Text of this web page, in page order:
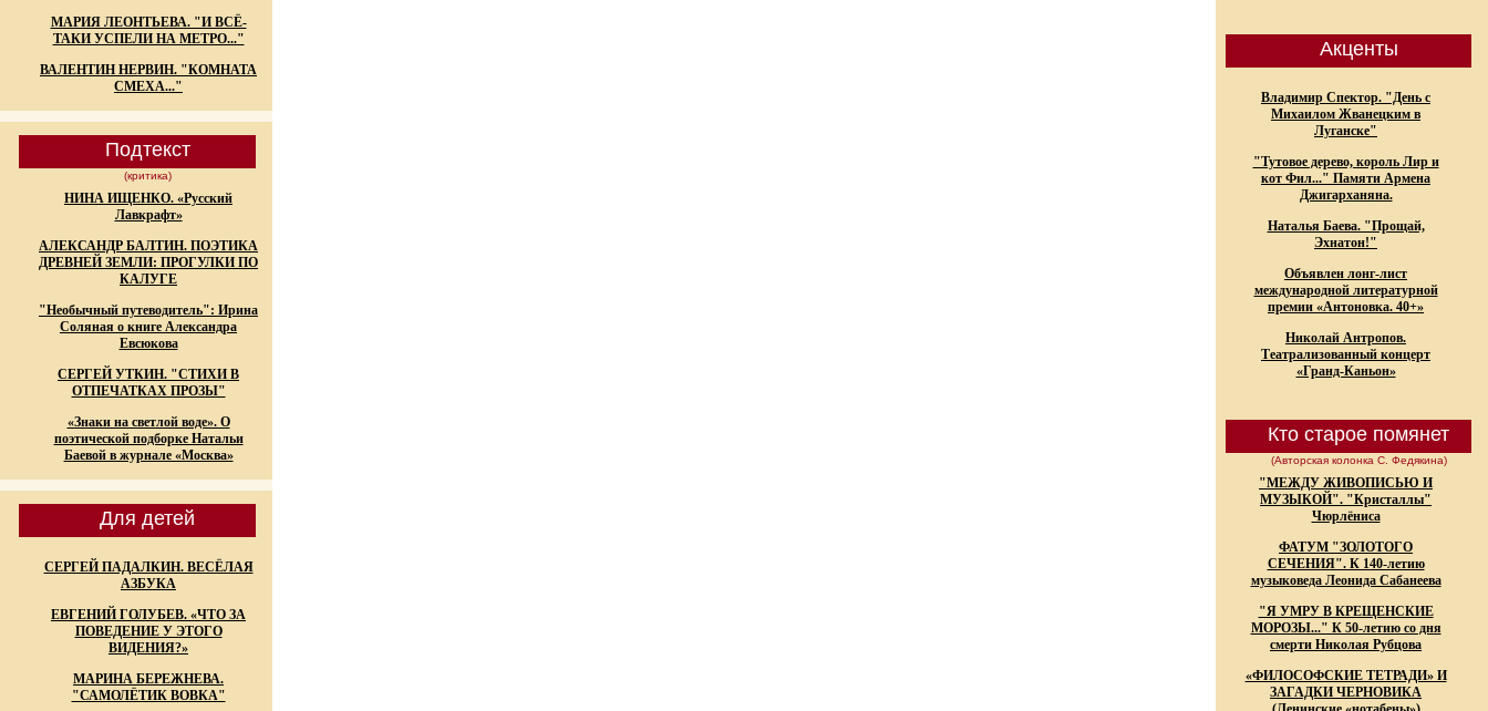
МАРИЯ ЛЕОНТЬЕВА. "И ВСЁ-
ТАКИ УСПЕЛИ НА МЕТРО..."
ВАЛЕНТИН НЕРВИН. "КОМНАТА
СМЕХА..."
Подтекст
(критика)
НИНА ИЩЕНКО. «Русский
Лавкрафт»
АЛЕКСАНДР БАЛТИН. ПОЭТИКА
ДРЕВНЕЙ ЗЕМЛИ: ПРОГУЛКИ ПО
КАЛУГЕ
"Необычный путеводитель": Ирина
Соляная о книге Александра
Евсюкова
СЕРГЕЙ УТКИН. "СТИХИ В
ОТПЕЧАТКАХ ПРОЗЫ"
«Знаки на светлой воде». О
поэтической подборке Натальи
Баевой в журнале «Москва»
Для детей
СЕРГЕЙ ПАДАЛКИН. ВЕСЁЛАЯ
АЗБУКА
ЕВГЕНИЙ ГОЛУБЕВ. «ЧТО ЗА
ПОВЕДЕНИЕ У ЭТОГО
ВИДЕНИЯ?»
МАРИНА БЕРЕЖНЕВА.
"САМОЛЁТИК ВОВКА"
Акценты
Владимир Спектор. "День с
Михаилом Жванецким в
Луганске"
"Тутовое дерево, король Лир и
кот Фил..." Памяти Армена
Джигарханяна.
Наталья Баева. "Прощай,
Эхнатон!"
Объявлен лонг-лист
международной литературной
премии «Антоновка. 40+»
Николай Антропов.
Театрализованный концерт
«Гранд-Каньон»
Кто старое помянет
(Авторская колонка С. Федякина)
"МЕЖДУ ЖИВОПИСЬЮ И
МУЗЫКОЙ". "Кристаллы"
Чюрлёниса
ФАТУМ "ЗОЛОТОГО
СЕЧЕНИЯ". К 140-летию
музыковеда Леонида Сабанеева
"Я УМРУ В КРЕЩЕНСКИЕ
МОРОЗЫ..." К 50-летию со дня
смерти Николая Рубцова
«ФИЛОСОФСКИЕ ТЕТРАДИ» И
ЗАГАДКИ ЧЕРНОВИКА